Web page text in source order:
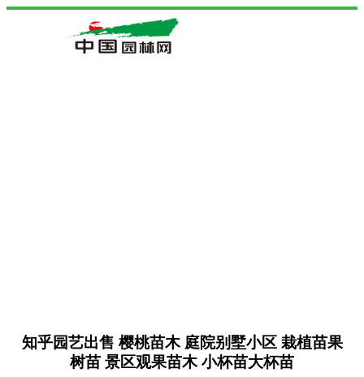
知乎园艺出售 樱桃苗木 庭院别墅小区 栽植苗果
树苗 景区观果苗木 小杯苗大杯苗